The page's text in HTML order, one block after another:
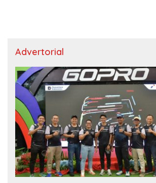
Advertorial